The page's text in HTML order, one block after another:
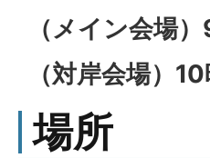
（メイン会場
（対岸会場）
場所